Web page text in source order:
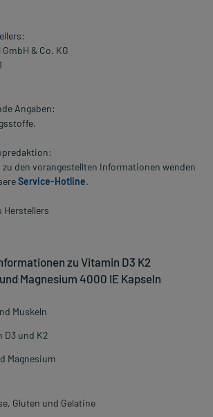
& Co. KG
Angaben:
zu den vorangestellten Informationen wenden
Service-Hotline.
Herstellers
zu Vitamin D3 K2
Magnesium 4000 IE Kapseln
Muskeln
D3 und K2
Magnesium
Gluten und Gelatine